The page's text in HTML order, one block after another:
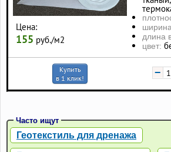
Цена:
155 руб./м2 длина
цвет:
Купить
в 1 клик!
−
Часто ищут
Геотекстиль для дренажа